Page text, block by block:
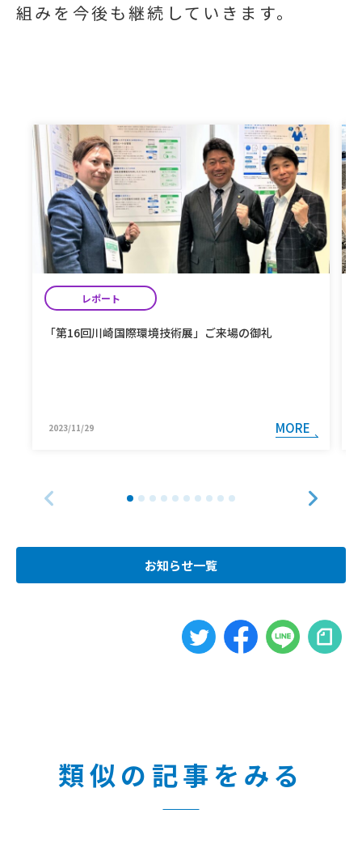
組みを今後も継続していきます。
レポート
「第16回川崎国際環境技術展」ご来場の御礼
2023/11/29 MORE
お知らせ一覧
類似の記事をみる